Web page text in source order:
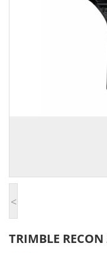
<
TRIMBLE